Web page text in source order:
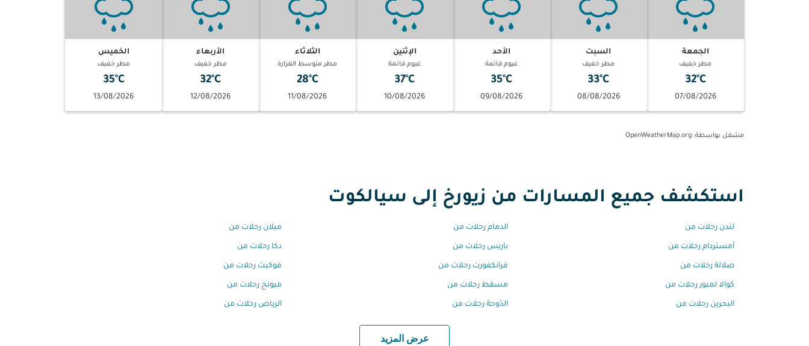
الجمعة
مطر خفيف
32°C
07/08/2026
السبت
مطر خفيف
33°C
08/08/2026
الأحد
غيوم قاتمة
35°C
09/08/2026
الإثنين
غيوم قاتمة
37°C
10/08/2026
الثلاثاء
مطر متوسط الغزارة
28°C
11/08/2026
الأربعاء
مطر خفيف
32°C
12/08/2026
الخميس
مطر خفيف
35°C
13/08/2026
مشغل بواسطة: OpenWeatherMap.org
استكشف جميع المسارات من زيورخ إلى سيالكوت
لندن رحلات من الدمام رحلات من ميلان رحلات من
أمستردام رحلات من باريس رحلات من دكا رحلات من
صلالة رحلات من فرانكفورت رحلات من فوكيت رحلات من
كوالا لمبور رحلات من مسقط رحلات من ميونخ رحلات من
البحرين رحلات من الدّوحة رحلات من الرياض رحلات من
عرض المزيد